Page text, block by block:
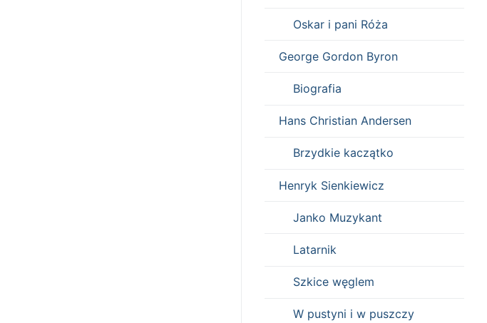
Oskar i pani Róża
George Gordon Byron
Biografia
Hans Christian Andersen
Brzydkie kaczątko
Henryk Sienkiewicz
Janko Muzykant
Latarnik
Szkice węglem
W pustyni i w puszczy